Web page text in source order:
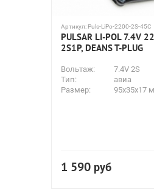
Артикул: Puls-LiPo-2200-2S-45C
PULSAR LI-POL 7.4V
2S1P, DEANS T-PLUG
Вольтаж:
7.4V 2S
Тип:
авиа
Размер:
95x35х17
1 590 руб